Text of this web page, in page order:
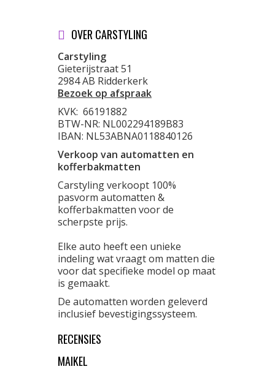
OVER CARSTYLING
Carstyling
Gieterijstraat 51
2984 AB Ridderkerk
Bezoek op afspraak
KVK: 66191882
BTW-NR: NL002294189B83
IBAN: NL53ABNA0118840126
Verkoop van automatten en
kofferbakmatten
Carstyling verkoopt 100%
pasvorm automatten &
kofferbakmatten voor de
scherpste prijs.
Elke auto heeft een unieke
indeling wat vraagt om matten die
voor dat specifieke model op maat
is gemaakt.
De automatten worden geleverd
inclusief bevestigingssysteem.
RECENSIES
MAIKEL